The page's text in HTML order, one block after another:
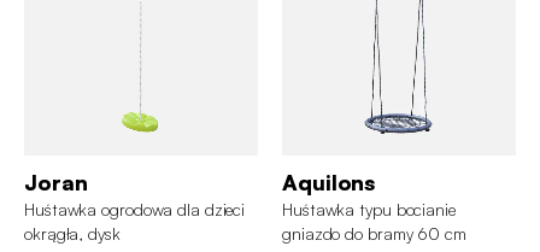
Joran
Huśtawka ogrodowa dla dzieci
okrągła, dysk
Aquilons
Huśtawka typu bocianie
gniazdo do bramy 60 cm